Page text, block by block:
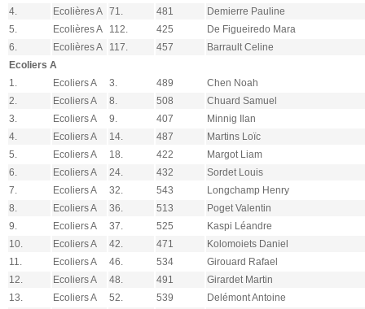
4.
Ecolières A 71. 481
Demierre Pauline
5.
Ecolières A 112. 425
De Figueiredo Mara
6.
Ecolières A 117. 457
Barrault Celine
Ecoliers A
1.
Ecoliers A 3. 489
Chen Noah
2.
Ecoliers A 8. 508
Chuard Samuel
3.
Ecoliers A 9. 407
Minnig Ilan
4.
Ecoliers A 14. 487
Martins Loïc
5.
Ecoliers A 18. 422
Margot Liam
6.
Ecoliers A 24. 432
Sordet Louis
7.
Ecoliers A 32. 543
Longchamp Henry
8.
Ecoliers A 36. 513
Poget Valentin
9.
Ecoliers A 37. 525
Kaspi Léandre
10.
Ecoliers A 42. 471
Kolomoiets Daniel
11.
Ecoliers A 46. 534
Girouard Rafael
12.
Ecoliers A 48. 491
Girardet Martin
13.
Ecoliers A 52. 539
Delémont Antoine